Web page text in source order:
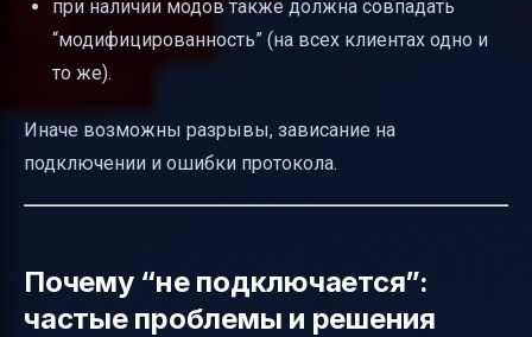
при наличии модов также должна совпадать
“модифицированность” (на всех клиентах одно и
то же).
Иначе возможны разрывы, зависание на
подключении и ошибки протокола.
Почему “не подключается”:
частые проблемы и решения